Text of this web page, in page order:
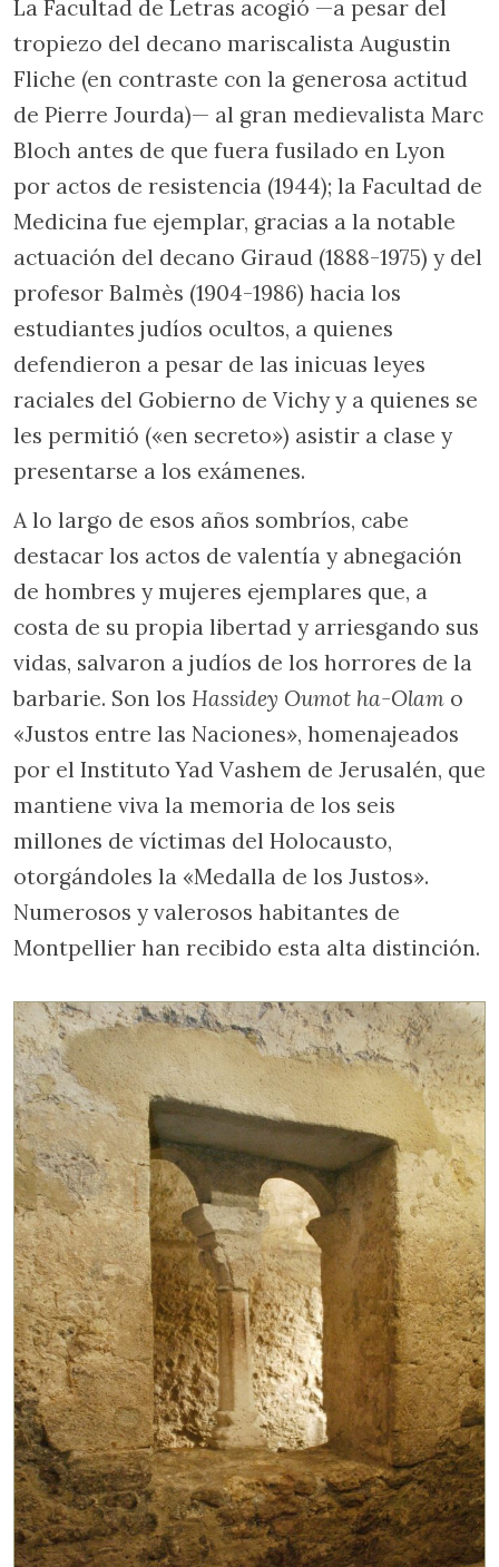
La Facultad de Letras acogió —a pesar del
tropiezo del decano mariscalista Augustin
Fliche (en contraste con la generosa actitud
de Pierre Jourda)— al gran medievalista Marc
Bloch antes de que fuera fusilado en Lyon
por actos de resistencia (1944); la Facultad de
Medicina fue ejemplar, gracias a la notable
actuación del decano Giraud (1888-1975) y del
profesor Balmès (1904-1986) hacia los
estudiantes judíos ocultos, a quienes
defendieron a pesar de las inicuas leyes
raciales del Gobierno de Vichy y a quienes se
les permitió («en secreto») asistir a clase y
presentarse a los exámenes.
A lo largo de esos años sombríos, cabe
destacar los actos de valentía y abnegación
de hombres y mujeres ejemplares que, a
costa de su propia libertad y arriesgando sus
vidas, salvaron a judíos de los horrores de la
barbarie. Son los Hassidey Oumot ha-Olam o
«Justos entre las Naciones», homenajeados
por el Instituto Yad Vashem de Jerusalén, que
mantiene viva la memoria de los seis
millones de víctimas del Holocausto,
otorgándoles la «Medalla de los Justos».
Numerosos y valerosos habitantes de
Montpellier han recibido esta alta distinción.